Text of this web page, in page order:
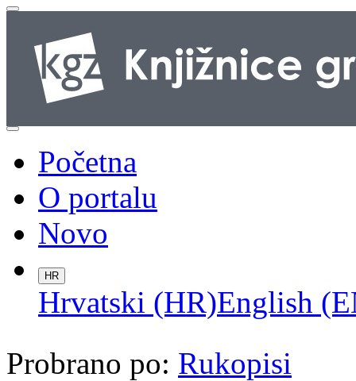
Početna
O portalu
Novo
HR
Hrvatski (HR)English
Probrano po: Rukopisi